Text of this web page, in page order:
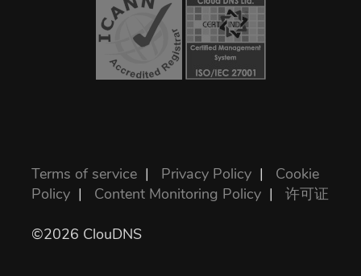
Terms of service | Privacy Policy | Cookie
Policy | Content Monitoring Policy | 许可证
©2026 ClouDNS